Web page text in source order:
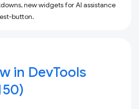
new widgets for AI assistance
button.
in DevTools